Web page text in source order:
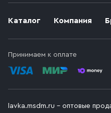
Каталог Компания
Принимаем к оплате
lavka.msdm.ru – оптовые